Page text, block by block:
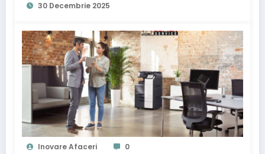
30 Decembrie 2025
Inovare Afaceri 0